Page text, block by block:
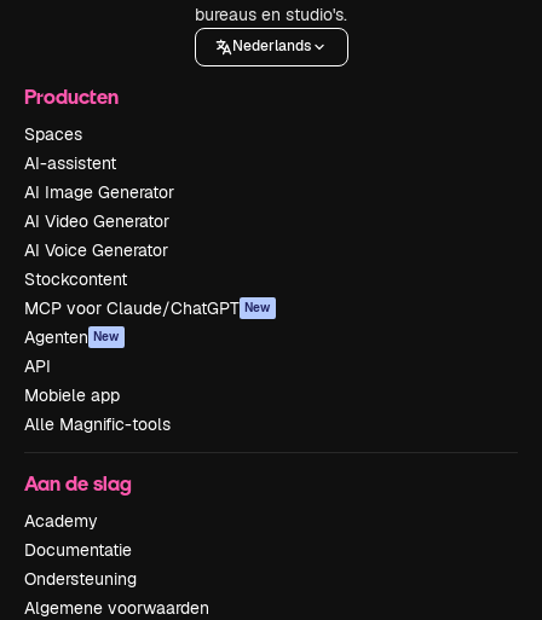
bureaus en studio's.
Nederlands
Producten
Spaces
AI-assistent
AI Image Generator
AI Video Generator
AI Voice Generator
Stockcontent
MCP voor Claude/ChatGPT New
Agenten New
API
Mobiele app
Alle Magnific-tools
Aan de slag
Academy
Documentatie
Ondersteuning
Algemene voorwaarden